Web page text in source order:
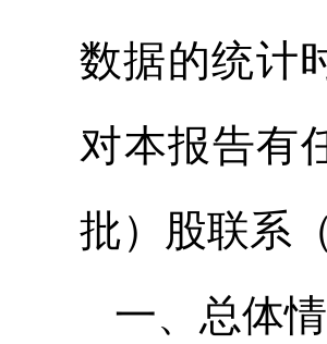
数据的统计
对本报告有
批）股联系
一、总体